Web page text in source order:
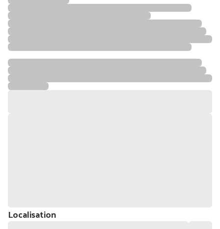
Localisation